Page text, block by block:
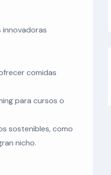
innovadoras
comidas
para cursos o
sostenibles, como
nicho.